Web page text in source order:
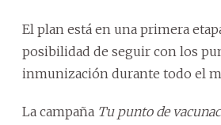
El plan está en una primera
posibilidad de seguir con los
inmunización durante todo el
La campaña Tu punto de